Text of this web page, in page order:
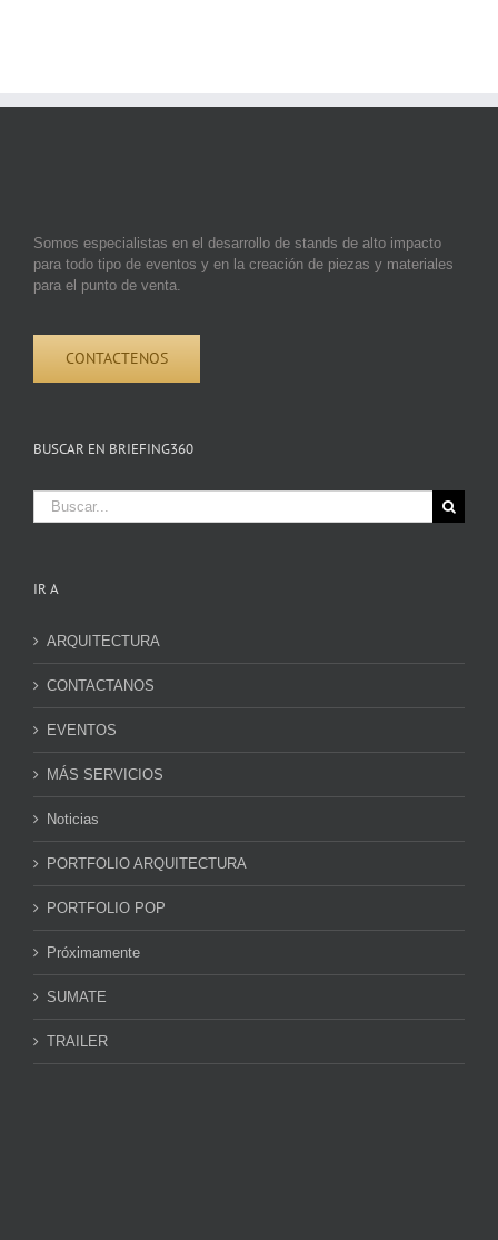
Somos especialistas en el desarrollo de stands de alto impacto
para todo tipo de eventos y en la creación de piezas y materiales
para el punto de venta.
CONTACTENOS
BUSCAR EN BRIEFING360
Buscar:
IR A
ARQUITECTURA
CONTACTANOS
EVENTOS
MÁS SERVICIOS
Noticias
PORTFOLIO ARQUITECTURA
PORTFOLIO POP
Próximamente
SUMATE
TRAILER